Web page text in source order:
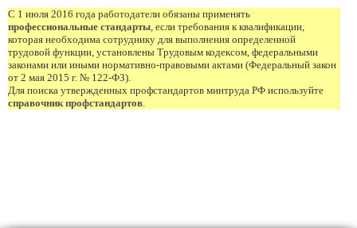
С 1 июля 2016 года работодатели обязаны применять
профессиональные стандарты, если требования к квалификации,
которая необходима сотруднику для выполнения определенной
трудовой функции, установлены Трудовым кодексом, федеральными
законами или иными нормативно-правовыми актами (Федеральный закон
от 2 мая 2015 г. № 122-ФЗ).
Для поиска утвержденных профстандартов минтруда РФ используйте
справочник профстандартов.